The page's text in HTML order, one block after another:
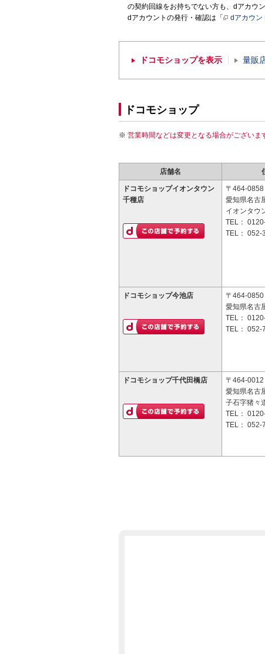
の契約回線をお持ちでない方も、dアカウ
dアカウントの発行・確認は「
dアカウン
ドコモショップを表示 量販
ドコモショップ
営業時間などは変更となる場合がございま
店舗名
ドコモショップイオンタウン
千種店
〒464-0858
愛知県名古
イオンタウ
TEL：
TEL： 052-
ドコモショップ今池店
〒464-0850
愛知県名古
TEL：
TEL： 052-
ドコモショップ千代田橋店
〒464-0012
愛知県名古
子石字猪々
TEL：
TEL： 052-